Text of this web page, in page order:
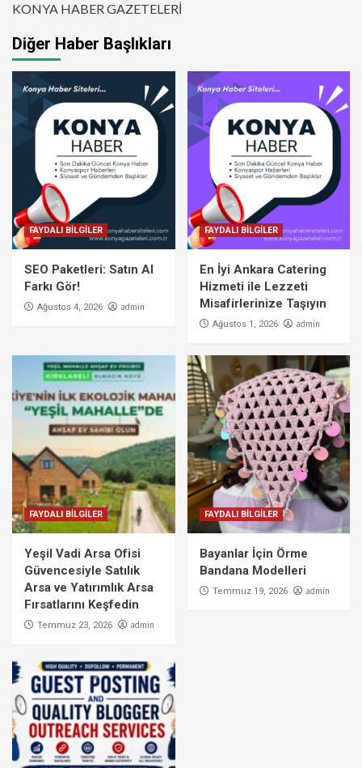
KONYA HABER GAZETELERİ
Diğer Haber Başlıkları
FAYDALI BİLGİLER
SEO Paketleri: Satın Al
Farkı Gör!
Ağustos 4, 2026 admin
FAYDALI BİLGİLER
En İyi Ankara Catering
Hizmeti ile Lezzeti
Misafirlerinize Taşıyın
Ağustos 1, 2026 admin
FAYDALI BİLGİLER
Yeşil Vadi Arsa Ofisi
Güvencesiyle Satılık
Arsa ve Yatırımlık Arsa
Fırsatlarını Keşfedin
Temmuz 23, 2026 admin
FAYDALI BİLGİLER
Bayanlar İçin Örme
Bandana Modelleri
Temmuz 19, 2026 admin